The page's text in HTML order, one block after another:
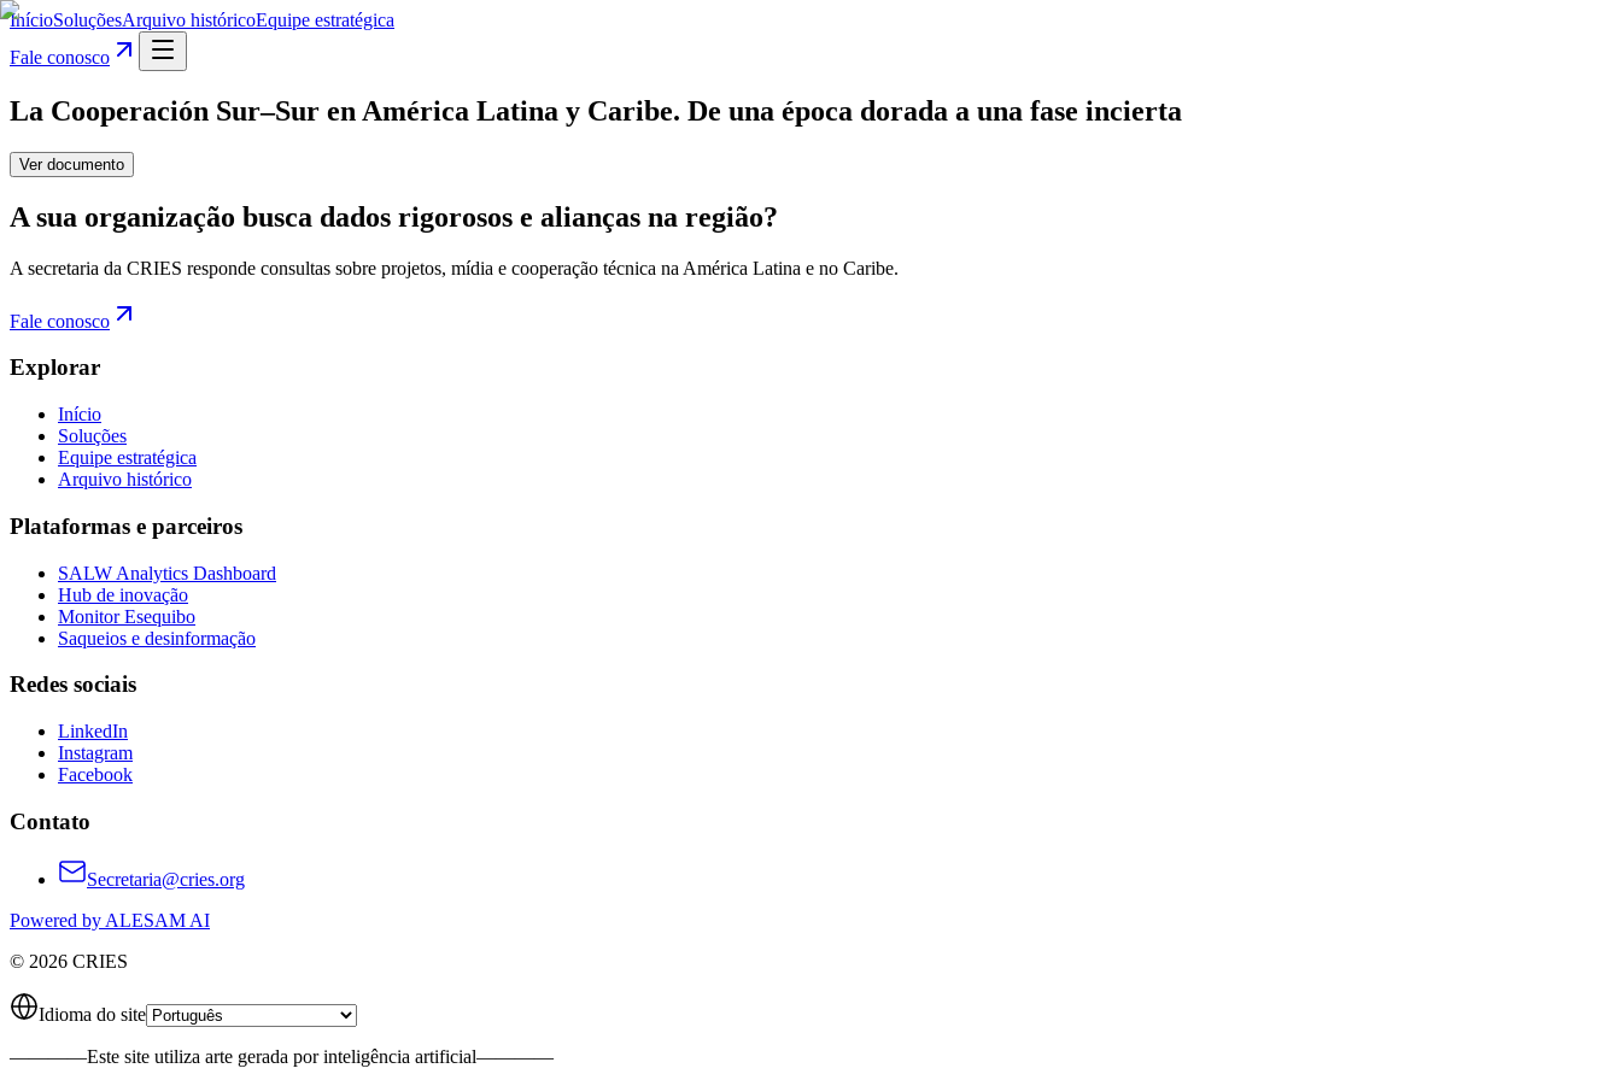
InícioSoluçõesArquivo históricoEquipe estratégica
Fale conosco
La Cooperación Sur–Sur en América Latina y Caribe. De una época dorada a una fase incierta
Ver documento
A sua organização busca dados rigorosos e alianças na região?
A secretaria da CRIES responde consultas sobre projetos, mídia e cooperação técnica na América Latina e no Caribe.
Fale conosco
Explorar
Início
Soluções
Equipe estratégica
Arquivo histórico
Plataformas e parceiros
SALW Analytics Dashboard
Hub de inovação
Monitor Esequibo
Saqueios e desinformação
Redes sociais
LinkedIn
Instagram
Facebook
Contato
Secretaria@cries.org
Powered by ALESAM AI
© 2026 CRIES
Idioma do site
————Este site utiliza arte gerada por inteligência artificial————